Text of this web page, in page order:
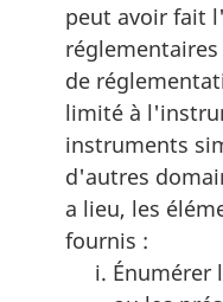
peut avoir fait
de
limité à
instruments
d'autres
a lieu, les
fournis :
Énumérer